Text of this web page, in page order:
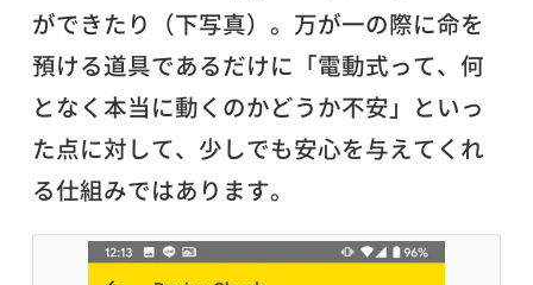
ができたり（下写真）。万が一の際に命を
預ける道具であるだけに「電動式って、何
となく本当に動くのかどうか不安」といっ
た点に対して、少しでも安心を与えてくれ
る仕組みではあります。